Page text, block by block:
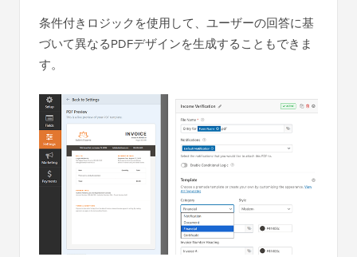
条件付きロジックを使用して、ユーザーの回答に基
づいて異なるPDFデザインを生成することもできま
す。